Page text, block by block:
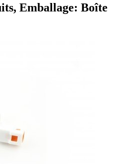
Emballage: Boîte